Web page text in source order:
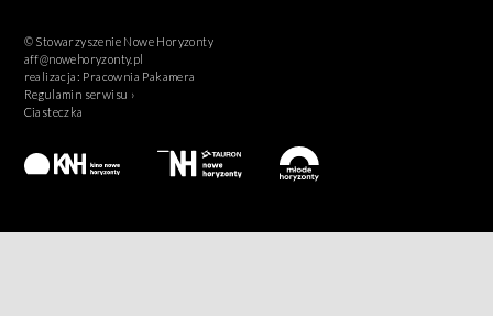
© Stowarzyszenie Nowe Horyzonty
aff@nowehoryzonty.pl
realizacja: Pracownia Pakamera
Regulamin serwisu ›
Ciasteczka